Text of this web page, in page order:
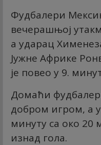
Фудбалери
вечерашњој
а ударац
Јужне Африке
је повео у 9.
Домаћи
добром игром, а
минуту са око 20
изнад гола.